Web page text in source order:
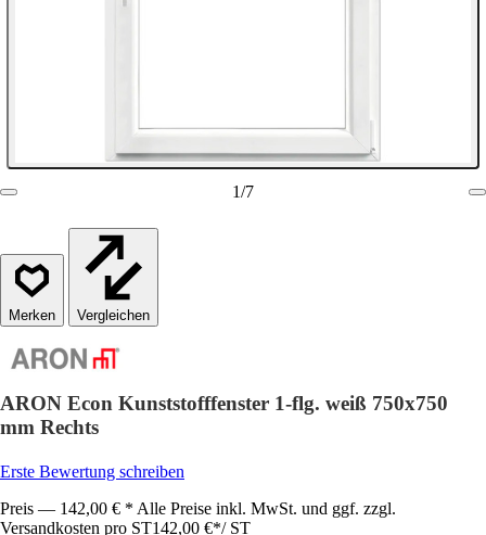
1/7
Vergleichen
ARON Econ Kunststofffenster 1-flg. weiß 750x750
mm Rechts
Erste Bewertung schreiben
Preis — 142,00 € * Alle Preise inkl. MwSt. und ggf. zzgl.
Versandkosten pro ST142,00 €*/ ST